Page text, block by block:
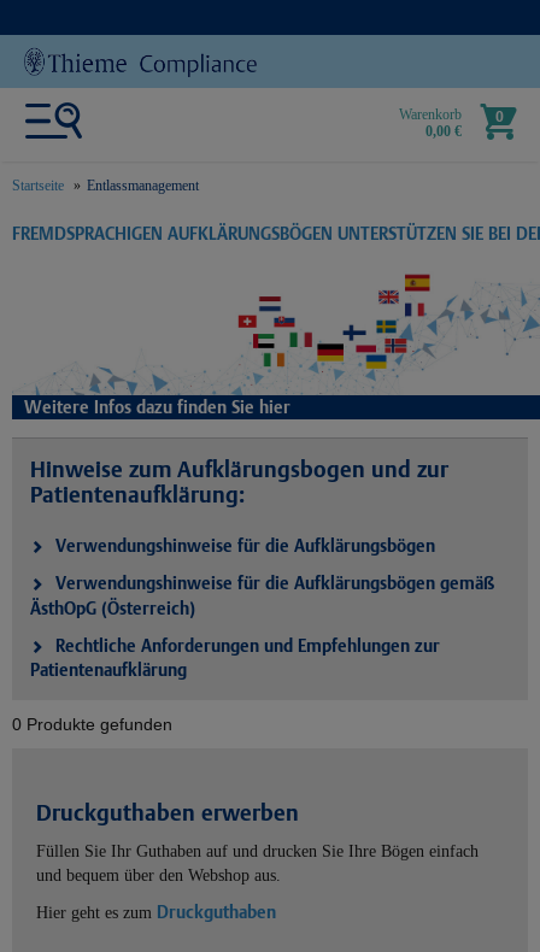
Warenkorb
0,00 €
0
Startseite Entlassmanagement
text.skipToContent
text.skipToNavigation
FREMDSPRACHIGEN AUFKLÄRUNGSBÖGEN UNTERSTÜTZEN SIE BEI
Weitere Infos dazu finden Sie hier
Hinweise zum Aufklärungsbogen und zur
Patientenaufklärung:
Verwendungshinweise für die Aufklärungsbögen
Verwendungshinweise für die Aufklärungsbögen gemäß
ÄsthOpG (Österreich)
Rechtliche Anforderungen und Empfehlungen zur
Patientenaufklärung
0 Produkte gefunden
Druckguthaben erwerben
Füllen Sie Ihr Guthaben auf und drucken Sie Ihre Bögen einfach
und bequem über den Webshop aus.
Hier geht es zum Druckguthaben